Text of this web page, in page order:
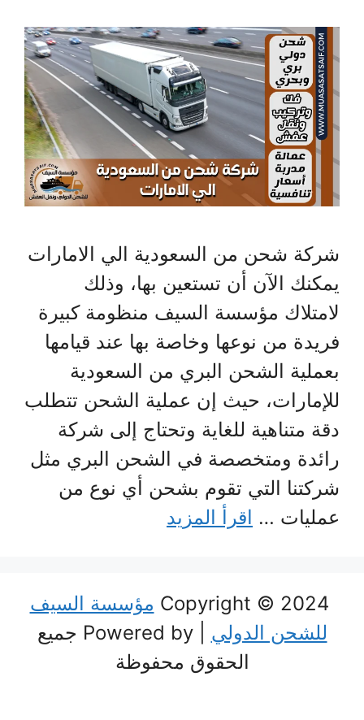
شركة شحن من السعودية الي الامارات
يمكنك الآن أن تستعين بها، وذلك
لامتلاك مؤسسة السيف منظومة كبيرة
فريدة من نوعها وخاصة بها عند قيامها
بعملية الشحن البري من السعودية
للإمارات، حيث إن عملية الشحن تتطلب
دقة متناهية للغاية وتحتاج إلى شركة
رائدة ومتخصصة في الشحن البري مثل
شركتنا التي تقوم بشحن أي نوع من
عمليات … اقرأ المزيد
مؤسسة السيف
للشحن الدولي
| Powered by جميع
الحقوق محفوظة